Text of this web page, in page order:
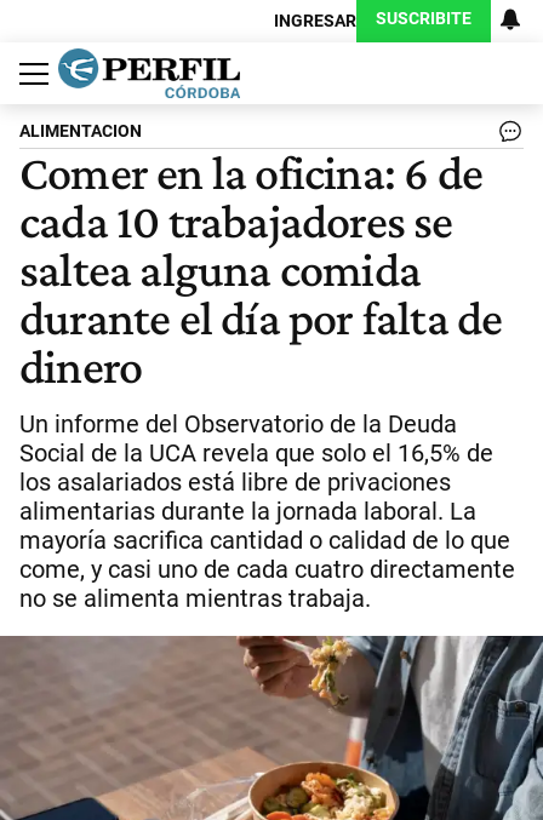
INGRESAR SUSCRIBITE
Política
Economía
Judiciales
Sociedad
Cultura
Espectáculos
Deportes
Protagonistas
ALIMENTACION
Comer en la oficina: 6 de
cada 10 trabajadores se
saltea alguna comida
durante el día por falta de
dinero
Un informe del Observatorio de la Deuda
Social de la UCA revela que solo el 16,5% de
los asalariados está libre de privaciones
alimentarias durante la jornada laboral. La
mayoría sacrifica cantidad o calidad de lo que
come, y casi uno de cada cuatro directamente
no se alimenta mientras trabaja.